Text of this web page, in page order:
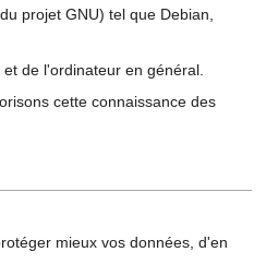
projet GNU) tel que Debian,
de l'ordinateur en général.
cette connaissance des
mieux vos données, d'en